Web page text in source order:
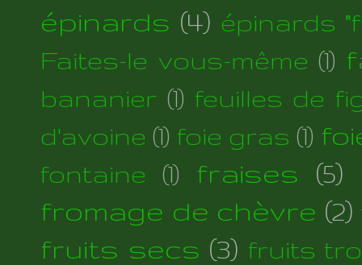
épinards (4) épinards
Faites-le vous-même (1)
bananier (1) feuilles de
d'avoine (1) foie gras (1)
fontaine (1) fraises (5)
fromage de chèvre (2)
fruits secs (3) fruits